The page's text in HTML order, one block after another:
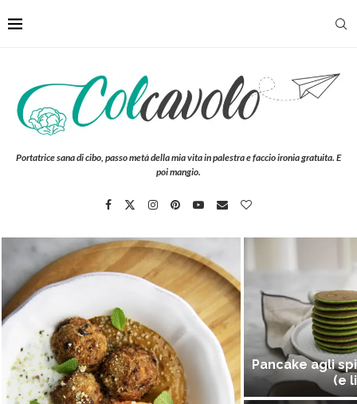
Portatrice sana di cibo, passo metà della mia vita in palestra e faccio ironia gratuita. E
poi mangio.
Pancake agli
(e